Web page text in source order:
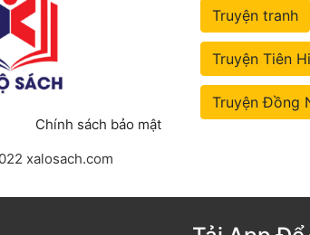
Chính sách bảo mật
xalosach.com
Truyện tranh
Truyện Tiên
Truyện Đồng